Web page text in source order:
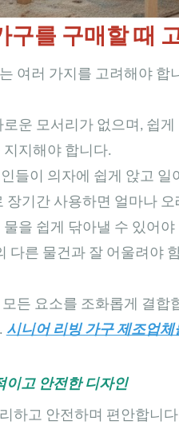
구를 구매할 때
여러 가지를 고려해야
운 모서리가 없으며, 쉽
지해야 합니다.
들이 의자에 쉽게 앉고 일
장기간 사용하면 얼마나 오
을 쉽게 닦아낼 수 있어
다른 물건과 잘 어울려야
든 요소를 ​​조화롭게 결
시니어 리빙 가구 제조업체
이고 안전한 디자인
하고 안전하며 편안합니